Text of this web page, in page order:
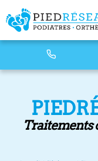
Traitements